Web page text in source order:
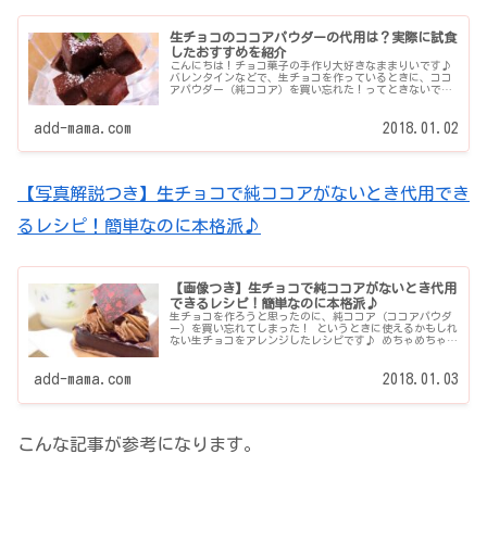
生チョコのココアパウダーの代用は？実際に試食
したおすすめを紹介
こんにちは！チョコ菓子の手作り大好きなままりいです♪
バレンタインなどで、生チョコを作っているときに、ココ
アパウダー（純ココア）を買い忘れた！ってときないです
add-mama.com 2018.01.02
【写真解説つき】生チョコで純ココアがないとき代用でき
るレシピ！簡単なのに本格派♪
【画像つき】生チョコで純ココアがないとき代用
できるレシピ！簡単なのに本格派♪
生チョコを作ろうと思ったのに、純ココア（ココアパウダ
ー）を買い忘れてしまった！ というときに使えるかもしれ
ない生チョコをアレンジしたレシピです♪ めちゃめちゃ簡
add-mama.com 2018.01.03
こんな記事が参考になります。